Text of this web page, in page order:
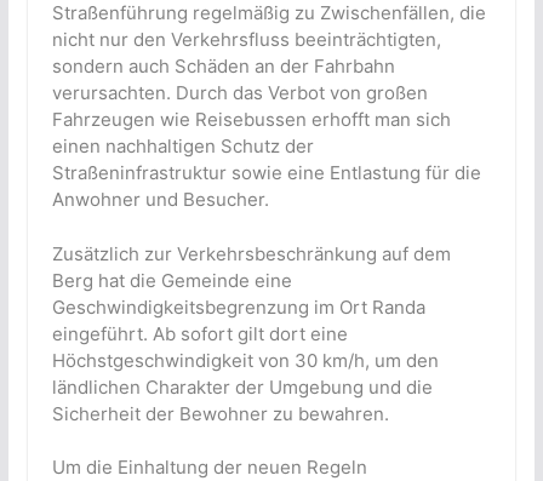
Straßenführung regelmäßig zu Zwischenfällen, die
nicht nur den Verkehrsfluss beeinträchtigten,
sondern auch Schäden an der Fahrbahn
verursachten. Durch das Verbot von großen
Fahrzeugen wie Reisebussen erhofft man sich
einen nachhaltigen Schutz der
Straßeninfrastruktur sowie eine Entlastung für die
Anwohner und Besucher.
Zusätzlich zur Verkehrsbeschränkung auf dem
Berg hat die Gemeinde eine
Geschwindigkeitsbegrenzung im Ort Randa
eingeführt. Ab sofort gilt dort eine
Höchstgeschwindigkeit von 30 km/h, um den
ländlichen Charakter der Umgebung und die
Sicherheit der Bewohner zu bewahren.
Um die Einhaltung der neuen Regeln